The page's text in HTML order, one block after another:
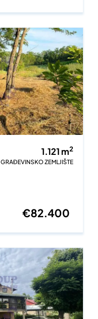
1.121 m2
GRAĐEVINSKO ZEMLJIŠTE
€82.400